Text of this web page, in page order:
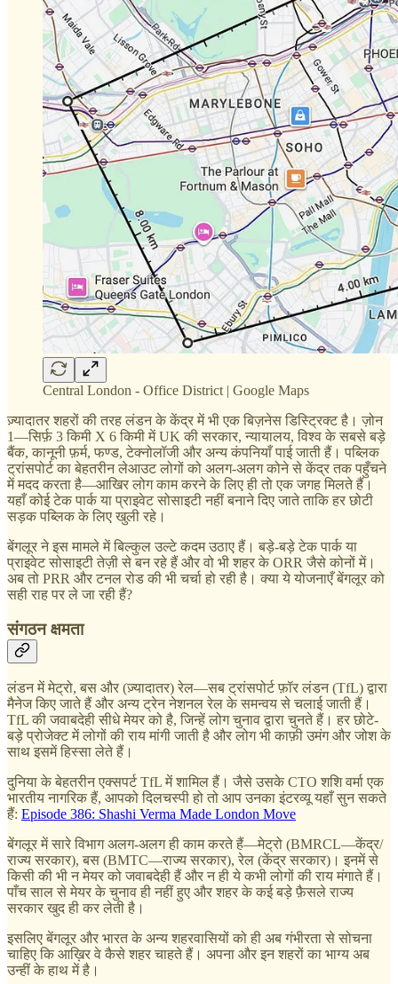
Central London - Office District | Google Maps
ज़्यादातर शहरों की तरह लंडन के केंद्र में भी एक बिज़नेस डिस्ट्रिक्ट है। ज़ोन
1—सिर्फ़ 3 किमी X 6 किमी में UK की सरकार, न्यायालय, विश्व के सबसे बड़े
बैंक, कानूनी फ़र्म, फण्ड, टेक्नोलॉजी और अन्य कंपनियाँ पाई जाती हैं। पब्लिक
ट्रांसपोर्ट का बेहतरीन लेआउट लोगों को अलग-अलग कोने से केंद्र तक पहुँचने
में मदद करता है—आखिर लोग काम करने के लिए ही तो एक जगह मिलते हैं।
यहाँ कोई टेक पार्क या प्राइवेट सोसाइटी नहीं बनाने दिए जाते ताकि हर छोटी
सड़क पब्लिक के लिए खुली रहे।
बेंगलूर ने इस मामले में बिल्कुल उल्टे कदम उठाए हैं। बड़े-बड़े टेक पार्क या
प्राइवेट सोसाइटी तेज़ी से बन रहे हैं और वो भी शहर के ORR जैसे कोनों में।
अब तो PRR और टनल रोड की भी चर्चा हो रही है। क्या ये योजनाएँ बेंगलूर को
सही राह पर ले जा रही हैं?
संगठन क्षमता
लंडन में मेट्रो, बस और (ज़्यादातर) रेल—सब ट्रांसपोर्ट फ़ॉर लंडन (TfL) द्वारा
मैनेज किए जाते हैं और अन्य ट्रेन नेशनल रेल के समन्वय से चलाई जाती हैं।
TfL की जवाबदेही सीधे मेयर को है, जिन्हें लोग चुनाव द्वारा चुनते हैं। हर छोटे-
बड़े प्रोजेक्ट में लोगों की राय मांगी जाती है और लोग भी काफ़ी उमंग और जोश के
साथ इसमें हिस्सा लेते हैं।
दुनिया के बेहतरीन एक्सपर्ट TfL में शामिल हैं। जैसे उसके CTO शशि वर्मा एक
भारतीय नागरिक हैं, आपको दिलचस्पी हो तो आप उनका इंटरव्यू यहाँ सुन सकते
हैं: Episode 386: Shashi Verma Made London Move
बेंगलूर में सारे विभाग अलग-अलग ही काम करते हैं—मेट्रो (BMRCL—केंद्र/
राज्य सरकार), बस (BMTC—राज्य सरकार), रेल (केंद्र सरकार)। इनमें से
किसी की भी न मेयर को जवाबदेही हैं और न ही ये कभी लोगों की राय मंगाते हैं।
पाँच साल से मेयर के चुनाव ही नहीं हुए और शहर के कई बड़े फ़ैसले राज्य
सरकार खुद ही कर लेती है।
इसलिए बेंगलूर और भारत के अन्य शहरवासियों को ही अब गंभीरता से सोचना
चाहिए कि आख़िर वे कैसे शहर चाहते हैं। अपना और इन शहरों का भाग्य अब
उन्हीं के हाथ में है।